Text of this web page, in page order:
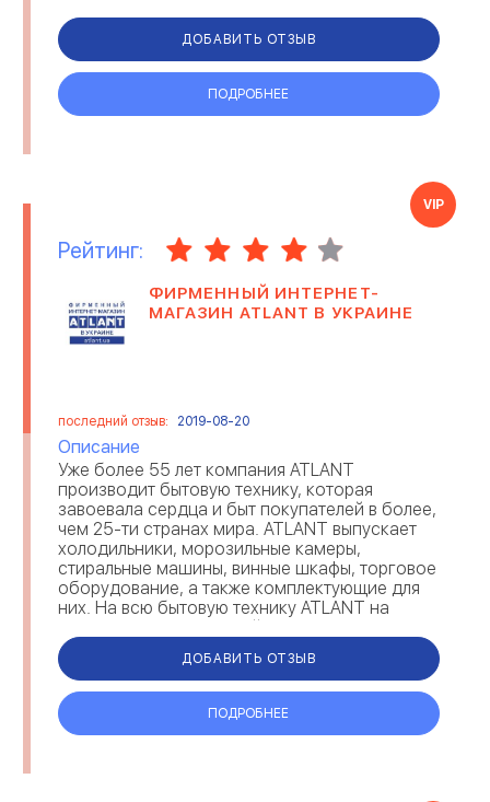
наши ученые его тест...
ДОБАВИТЬ ОТЗЫВ
ПОДРОБНЕЕ
VIP
Рейтинг:
ФИРМЕННЫЙ ИНТЕРНЕТ-
МАГАЗИН ATLANT В УКРАИНЕ
последний отзыв: 2019-08-20
Описание
Уже более 55 лет компания ATLANT
производит бытовую технику, которая
завоевала сердца и быт покупателей в более,
чем 25-ти странах мира. ATLANT выпускает
холодильники, морозильные камеры,
стиральные машины, винные шкафы, торговое
оборудование, а также комплектующие для
них. На всю бытовую технику ATLANT на
территории Украины действует полная
гарантия 3 года. Все пр...
ДОБАВИТЬ ОТЗЫВ
ПОДРОБНЕЕ